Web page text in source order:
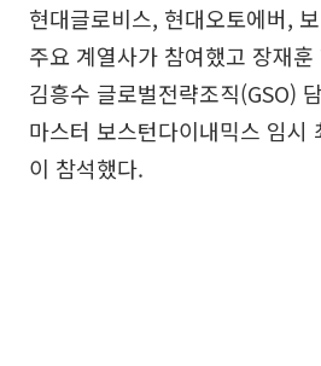
현대글로비스, 현대오토에버,
주요 계열사가 참여했고 장재
김흥수 글로벌전략조직(GSO)
마스터 보스턴다이내믹스 임시
이 참석했다.